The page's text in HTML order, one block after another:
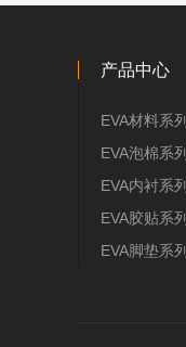
产品中心
EVA材料系列
EVA泡棉系列
EVA内衬系列
EVA胶贴系列
EVA脚垫系列